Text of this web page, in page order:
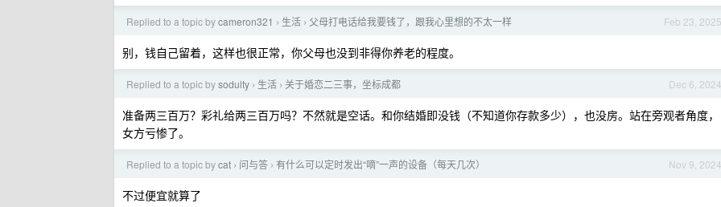
Feb 23, 2025
Replied to a topic bycameron321 › 生活 › 父母打电话给我要钱了，跟我心里想的不太一样
别，钱自己留着，这样也很正常，你父母也没到非得你养老的程度。
Dec 6, 2024
Replied to a topic bysodulty › 生活 › 关于婚恋二三事，坐标成都
准备两三百万？彩礼给两三百万吗？不然就是空话。和你结婚即没钱（不知道你存款多少），也没房。站在旁观者角度，
女方亏惨了。
Nov 9, 2024
Replied to a topic bycat › 问与答 › 有什么可以定时发出“嘀”一声的设备（每天几次）
不过便宜就算了